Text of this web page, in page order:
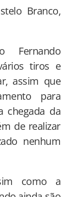
Branco,
Fernando
tiros e
assim que
para
chegada da
de realizar
nenhum
como a